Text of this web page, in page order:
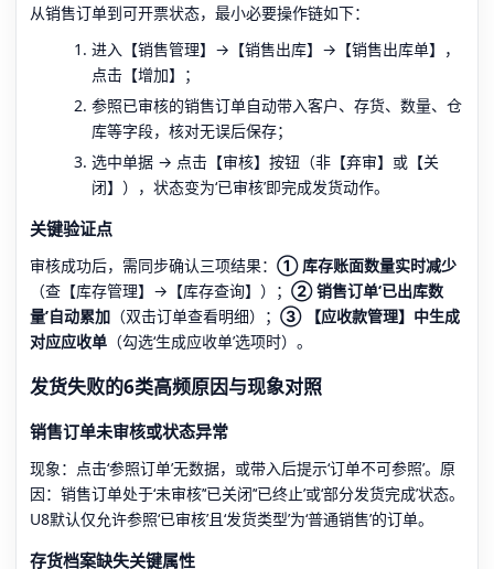
从销售订单到可开票状态，最小必要操作链如下：
进入【销售管理】→【销售出库】→【销售出库单】，
点击【增加】；
参照已审核的销售订单自动带入客户、存货、数量、仓
库等字段，核对无误后保存；
选中单据 → 点击【审核】按钮（非【弃审】或【关
闭】），状态变为‘已审核’即完成发货动作。
关键验证点
审核成功后，需同步确认三项结果： ① 库存账面数量实时减少
（查【库存管理】→【库存查询】）； ② 销售订单‘已出库数
量’自动累加 （双击订单查看明细）； ③ 【应收款管理】中生成
对应应收单 （勾选‘生成应收单’选项时）。
发货失败的6类高频原因与现象对照
销售订单未审核或状态异常
现象：点击‘参照订单’无数据，或带入后提示‘订单不可参照’。原
因：销售订单处于‘未审核’‘已关闭’‘已终止’或‘部分发货完成’状态。
U8默认仅允许参照‘已审核’且‘发货类型’为‘普通销售’的订单。
存货档案缺失关键属性